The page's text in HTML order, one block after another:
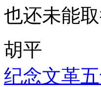
也还未能取
胡平
纪念文革